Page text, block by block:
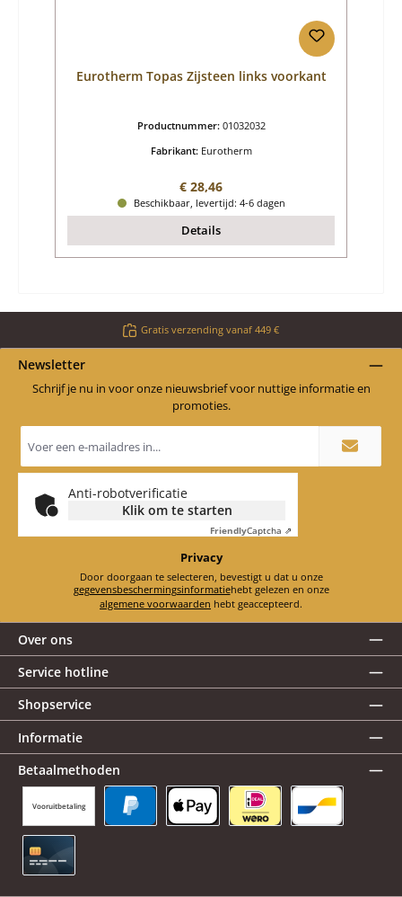
Eurotherm Topas Zijsteen links voorkant
Productnummer: 01032032
Fabrikant: Eurotherm
Normale prijs:
€ 28,46
Beschikbaar, levertijd: 4-6 dagen
Details
Gratis verzending vanaf 449 €
Newsletter
Schrijf je nu in voor onze nieuwsbrief voor nuttige informatie en
promoties.
mailadres
*
Anti-robotverificatie
Klik om te starten
FriendlyCaptcha ⇗
Privacy
Door doorgaan te selecteren, bevestigt u dat u onze
gegevensbeschermingsinformatie
hebt gelezen en onze
algemene voorwaarden hebt geaccepteerd.
Over ons
Service hotline
Shopservice
Informatie
Betaalmethoden
Vooruitbetaling